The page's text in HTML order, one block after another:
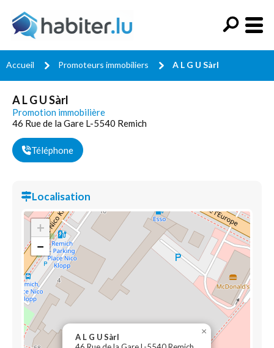
Accueil Promoteurs immobiliers A L G U Sàrl
A L G U Sàrl
Promotion immobilière
46 Rue de la Gare L-5540 Remich
Téléphone
Localisation
A L G U Sàrl
×
+
−